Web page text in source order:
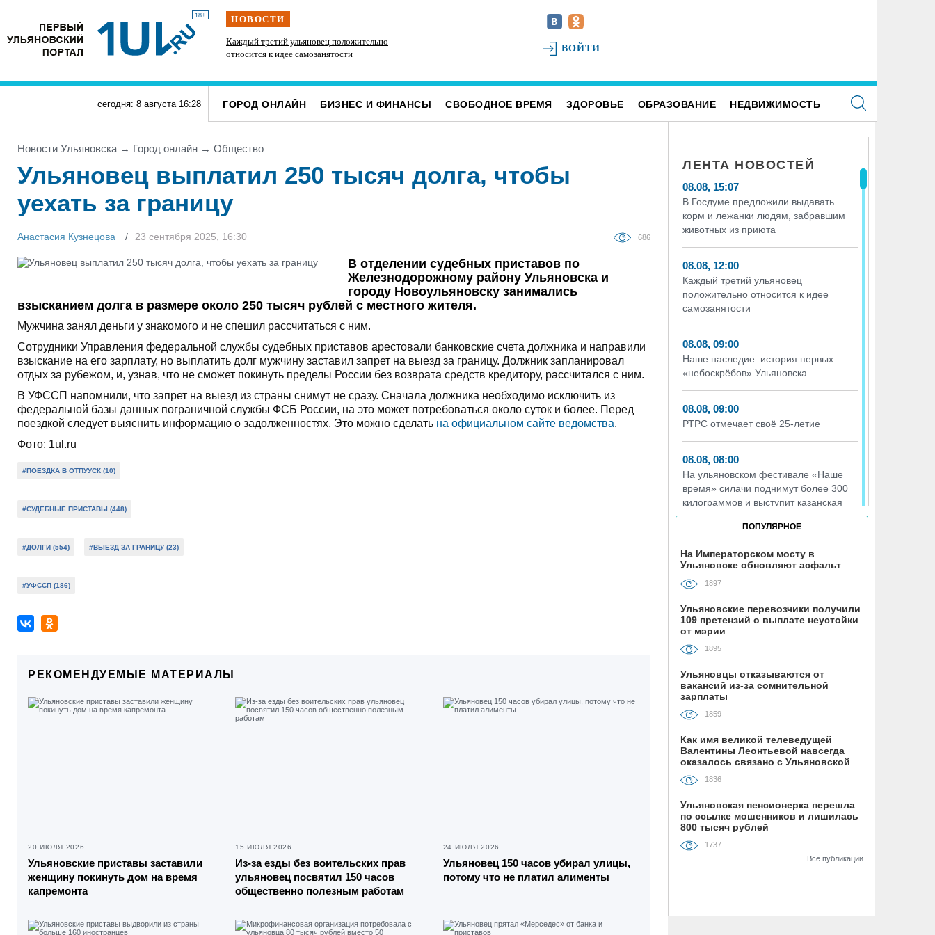
18+ НОВОСТИ
силачи В Госдуме предложили выдавать корм и лежанки
людям, забравшим животных из приюта
Каждый третий ульяновец положительно
относится к идее самозанятости
Наше наследие: история первых «небоскрёбов»
ВОЙТИ
сегодня: 8 августа 16:28 ГОРОД ОНЛАЙН БИЗНЕС И ФИНАНСЫ СВОБОДНОЕ ВРЕМЯ ЗДОРОВЬЕ ОБРАЗОВАНИЕ НЕДВИЖИМОСТЬ
Новости Ульяновска → Город онлайн → Общество
Ульяновец выплатил 250 тысяч долга, чтобы
уехать за границу
Анастасия Кузнецова 23 сентября 2025, 16:30 686
В отделении судебных приставов по
Железнодорожному району Ульяновска и
городу Новоульяновску занимались
взысканием долга в размере около 250 тысяч рублей с местного жителя.
Мужчина занял деньги у знакомого и не спешил рассчитаться с ним.
Сотрудники Управления федеральной службы судебных приставов арестовали банковские счета должника и направили
взыскание на его зарплату, но выплатить долг мужчину заставил запрет на выезд за границу. Должник запланировал
отдых за рубежом, и, узнав, что не сможет покинуть пределы России без возврата средств кредитору, рассчитался с ним.
В УФССП напомнили, что запрет на выезд из страны снимут не сразу. Сначала должника необходимо исключить из
федеральной базы данных пограничной службы ФСБ России, на это может потребоваться около суток и более. Перед
поездкой следует выяснить информацию о задолженностях. Это можно сделать на официальном сайте ведомства.
Фото: 1ul.ru
#ПОЕЗДКА В ОТПУУСК (10)
#СУДЕБНЫЕ ПРИСТАВЫ (448)
#ДОЛГИ (554) #ВЫЕЗД ЗА ГРАНИЦУ (23)
#УФССП (186)
РЕКОМЕНДУЕМЫЕ МАТЕРИАЛЫ
20 ИЮЛЯ 2026
Ульяновские приставы заставили
женщину покинуть дом на время
капремонта
15 ИЮЛЯ 2026
Из-за езды без воительских прав
ульяновец посвятил 150 часов
общественно полезным работам
24 ИЮЛЯ 2026
Ульяновец 150 часов убирал улицы,
потому что не платил алименты
ЛЕНТА НОВОСТЕЙ
08.08, 15:07
В Госдуме предложили выдавать
корм и лежанки людям, забравшим
животных из приюта
08.08, 12:00
Каждый третий ульяновец
положительно относится к идее
самозанятости
08.08, 09:00
Наше наследие: история первых
«небоскрёбов» Ульяновска
08.08, 09:00
РТРС отмечает своё 25-летие
08.08, 08:00
На ульяновском фестивале «Наше
время» силачи поднимут более 300
килограммов и выступит казанская
группа «Мураками»
07.08, 19:56
На участке проспекта Гая в
Ульяновске запретили остановку
07.08, 19:30
В «Молодёжном» парке Ульяновска
площадку
07.08, 18:43
благоустраивают место воинского
захоронения
07.08, 18:00
До +34 градусов раскалится воздух в
Ульяновской области в субботу
07.08, 17:35
на спорт и здоровый образ жизни
ПОПУЛЯРНОЕ
На Императорском мосту в
Ульяновске обновляют асфальт
1897
Ульяновские перевозчики получили
109 претензий о выплате неустойки
от мэрии
1895
Ульяновцы отказываются от
вакансий из-за сомнительной
зарплаты
1859
Как имя великой телеведущей
Валентины Леонтьевой навсегда
оказалось связано с Ульяновской
областью
1836
Ульяновская пенсионерка перешла
по ссылке мошенников и лишилась
800 тысяч рублей
1737
Все публикации